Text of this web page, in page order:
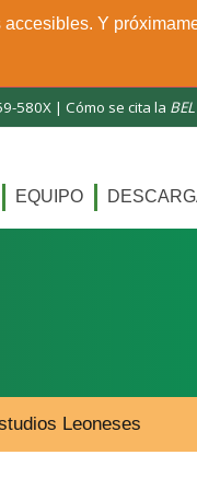
580X | Cómo se cita la BEL
EQUIPO
Leoneses
Y